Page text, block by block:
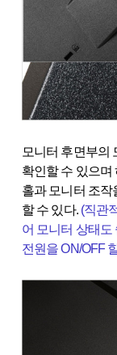
모니터 후면부의
확인할 수 있으며
홀과 모니터 조작
할 수 있다. (직관
어 모니터 상태도
전원을 ON/OFF